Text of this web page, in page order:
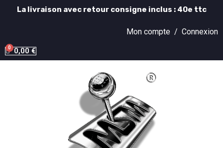
La livraison avec retour consigne inclus : 40e ttc
Mon compte / Connexion
0,00 €